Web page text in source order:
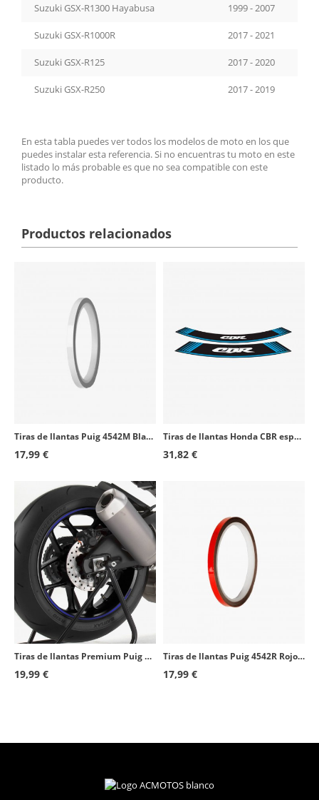
Suzuki GSX-R1300 Hayabusa 1999 - 2007
Suzuki GSX-R1000R 2017 - 2021
Suzuki GSX-R125 2017 - 2020
Suzuki GSX-R250 2017 - 2019
En esta tabla puedes ver todos los modelos de moto en los que
puedes instalar esta referencia. Si no encuentras tu moto en este
listado lo más probable es que no sea compatible con este
producto.
Productos relacionados
Tiras de llantas Puig 4542M Blanco
17,99 €
Tiras de llantas Honda CBR especiales Puig 5524A Azul
31,82 €
Tiras de llantas Premium Puig 8431A Azul
19,99 €
Tiras de llantas Puig 4542R Rojo reflectante
17,99 €